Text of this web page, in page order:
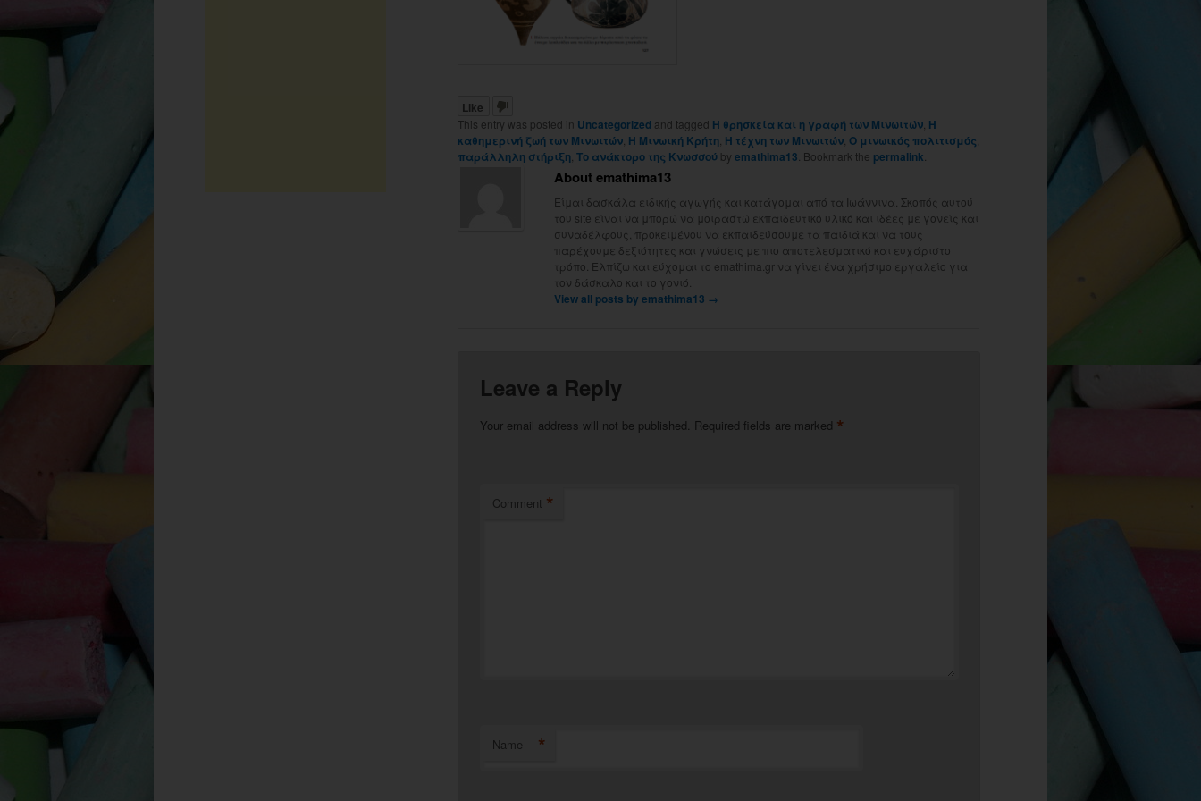
Like
This entry was posted in Uncategorized and tagged Η θρησκεία και η γραφή των Μινωιτών Η
καθημερινή ζωή των Μινωιτών Η Μινωική Κρήτη Η τέχνη των Μινωιτών Ο μινωικός πολιτισμός
παράλληλη στήριξη Το ανάκτορο της Κνωσσού by emathima13 . Bookmark the permalink
About emathima13
Είμαι δασκάλα ειδικής αγωγής και κατάγομαι από τα Ιωάννινα. Σκοπός αυτού
του site είναι να μπορώ να μοιραστώ εκπαιδευτικό υλικό και ιδέες με γονείς και
συναδέλφους, προκειμένου να εκπαιδεύσουμε τα παιδιά και να τους
παρέχουμε δεξιότητες και γνώσεις με πιο αποτελεσματικό και ευχάριστο
τρόπο. Ελπίζω και εύχομαι το emathima.gr να γίνει ένα χρήσιμο εργαλείο για
τον δάσκαλο και το γονιό.
View all posts by emathima13 →
Leave a Reply
Your email address will not be published. Required fields are marked *
Comment *
Name *